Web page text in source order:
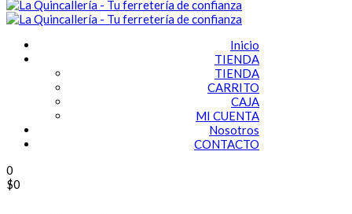
Inicio
TIENDA
TIENDA
CARRITO
CAJA
MI CUENTA
Nosotros
CONTACTO
0
$0